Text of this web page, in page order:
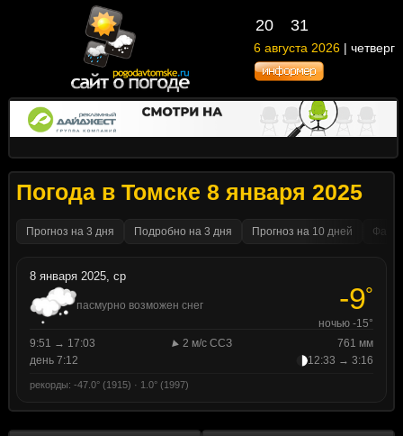
20 31
6 августа 2026 | четверг
Погода в Томске 8 января 2025
Прогноз на 3 дня Подробно на 3 дня Прогноз на 10 дней
8 января 2025, ср
пасмурно возможен снег -9°
ночью -15°
9:51 → 17:03
2 м/с ССЗ
761 мм
день 7:12
12:33 → 3:16
рекорды: -47.0° (1915) · 1.0° (1997)